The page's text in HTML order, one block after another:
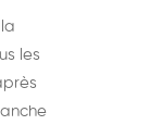
les